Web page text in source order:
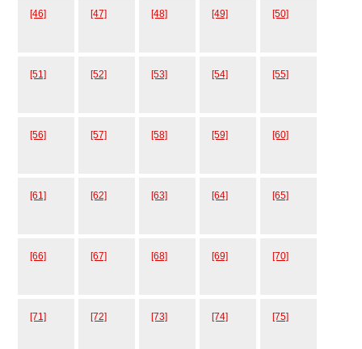
[46] [47] [48] [49] [50]
[51] [52] [53] [54] [55]
[56] [57] [58] [59] [60]
[61] [62] [63] [64] [65]
[66] [67] [68] [69] [70]
[71] [72] [73] [74] [75]